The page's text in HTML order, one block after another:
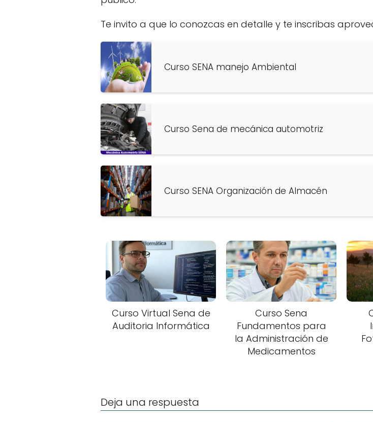
Te invito a que lo conozcas en detalle y te inscribas
Curso SENA manejo Ambiental
Curso Sena de mecánica automotriz
Curso SENA Organización de Almacén
Curso Virtual Sena de
Auditoria Informática
Curso Sena
Fundamentos para
la Administración de
Medicamentos
Deja una respuesta